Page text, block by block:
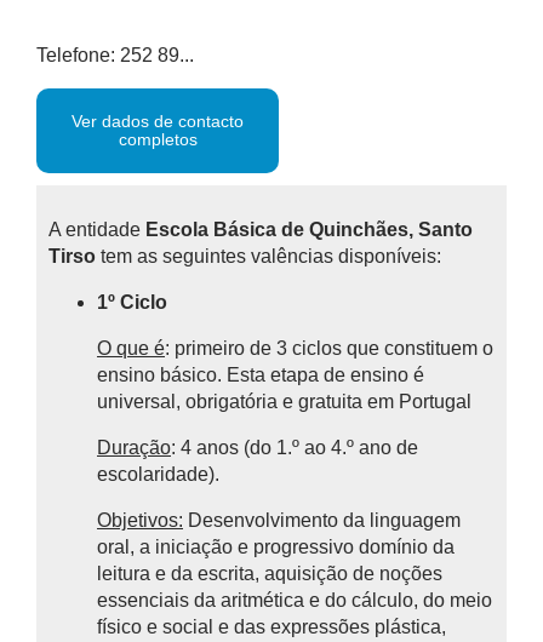
Telefone: 252 89...
Ver dados de contacto
completos
A entidade Escola Básica de Quinchães, Santo
Tirso tem as seguintes valências disponíveis:
1º Ciclo
O que é: primeiro de 3 ciclos que constituem o
ensino básico. Esta etapa de ensino é
universal, obrigatória e gratuita em Portugal
Duração: 4 anos (do 1.º ao 4.º ano de
escolaridade).
Objetivos: Desenvolvimento da linguagem
oral, a iniciação e progressivo domínio da
leitura e da escrita, aquisição de noções
essenciais da aritmética e do cálculo, do meio
físico e social e das expressões plástica,